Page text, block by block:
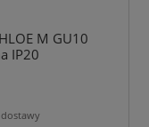
M GU10
IP20
dostawy